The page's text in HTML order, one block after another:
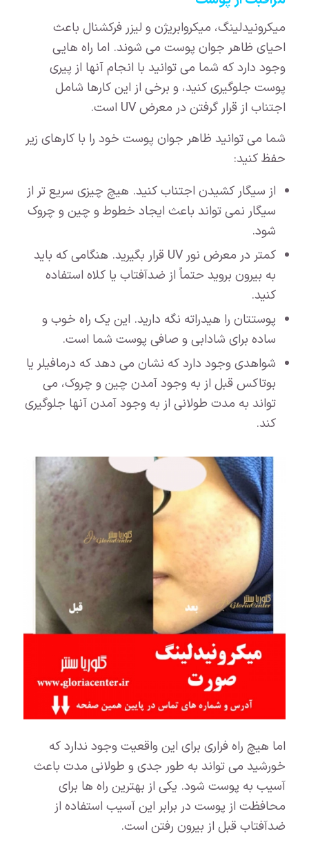
میکرونیدلینگ، میکروابریژن و لیزر فرکشنال باعث
احیای ظاهر جوان پوست می شوند. اما راه هایی
وجود دارد که شما می توانید با انجام آنها از پیری
پوست جلوگیری کنید، و برخی از این کارها شامل
اجتناب از قرار گرفتن در معرض UV است.
شما می توانید ظاهر جوان پوست خود را با کارهای زیر
حفظ کنید:
از سیگار کشیدن اجتناب کنید. هیچ چیزی سریع تر از
سیگار نمی تواند باعث ایجاد خطوط و چین و چروک
شود.
کمتر در معرض نور UV قرار بگیرید. هنگامی که باید
به بیرون بروید حتماً از ضدآفتاب یا کلاه استفاده
کنید.
پوستتان را هیدراته نگه دارید. این یک راه خوب و
ساده برای شادابی و صافی پوست شما است.
شواهدی وجود دارد که نشان می دهد که درمافیلر یا
بوتاکس قبل از به وجود آمدن چین و چروک، می
تواند به مدت طولانی از به وجود آمدن آنها جلوگیری
کند.
اما هیچ راه فراری برای این واقعیت وجود ندارد که
خورشید می تواند به طور جدی و طولانی مدت باعث
آسیب به پوست شود. یکی از بهترین راه ها برای
محافظت از پوست در برابر این آسیب استفاده از
ضدآفتاب قبل از بیرون رفتن است.